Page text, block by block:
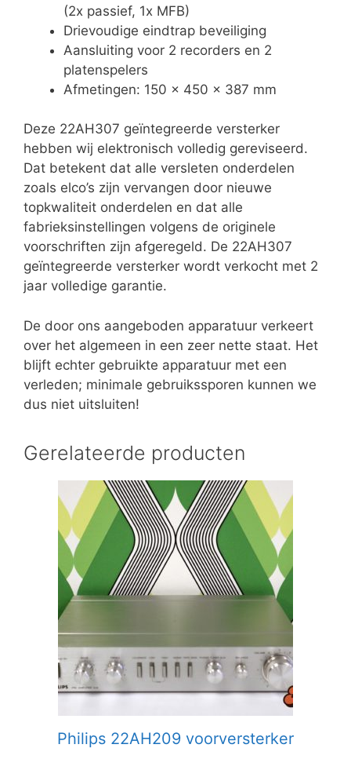
(2x passief, 1x MFB)
Drievoudige eindtrap beveiliging
Aansluiting voor 2 recorders en 2
platenspelers
Afmetingen: 150 x 450 x 387 mm
Deze 22AH307 geïntegreerde versterker
hebben wij elektronisch volledig gereviseerd.
Dat betekent dat alle versleten onderdelen
zoals elco’s zijn vervangen door nieuwe
topkwaliteit onderdelen en dat alle
fabrieksinstellingen volgens de originele
voorschriften zijn afgeregeld. De 22AH307
geïntegreerde versterker wordt verkocht met 2
jaar volledige garantie.
De door ons aangeboden apparatuur verkeert
over het algemeen in een zeer nette staat. Het
blijft echter gebruikte apparatuur met een
verleden; minimale gebruikssporen kunnen we
dus niet uitsluiten!
Gerelateerde producten
Philips 22AH209 voorversterker